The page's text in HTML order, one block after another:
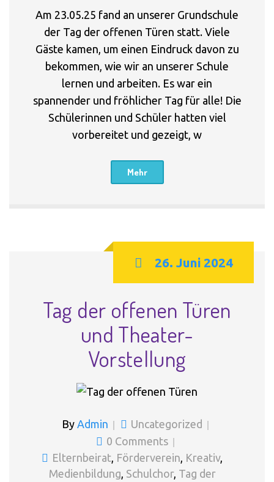
Am 23.05.25 fand an unserer Grundschule
der Tag der offenen Türen statt. Viele
Gäste kamen, um einen Eindruck davon zu
bekommen, wie wir an unserer Schule
lernen und arbeiten. Es war ein
spannender und fröhlicher Tag für alle! Die
Schülerinnen und Schüler hatten viel
vorbereitet und gezeigt, w
Mehr
26. Juni 2024
Tag der offenen Türen
und Theater-
Vorstellung
By Admin
Uncategorized
0 Comments
Elternbeirat Förderverein Kreativ,
Medienbildung Schulchor, Tag der